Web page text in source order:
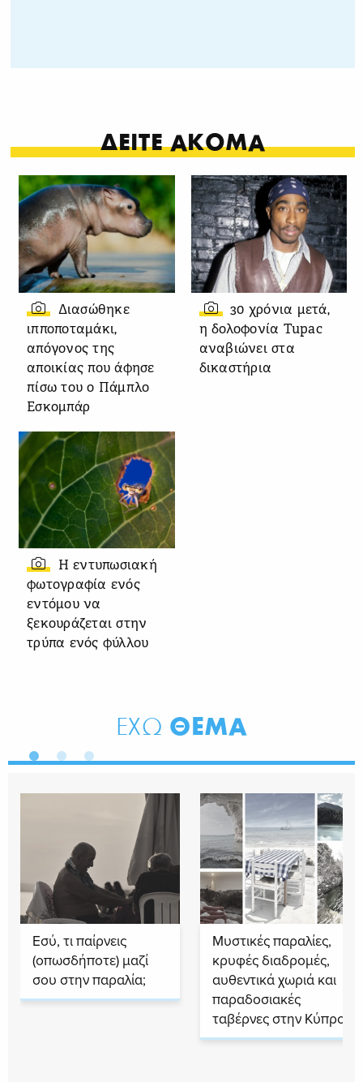
ΔΕΙΤΕ ΑΚΟΜΑ
Διασώθηκε
ιπποποταμάκι,
απόγονος της
αποικίας που άφησε
πίσω του ο Πάμπλο
Εσκομπάρ
30 χρόνια μετά,
η δολοφονία Tupac
αναβιώνει στα
δικαστήρια
Η εντυπωσιακή
φωτογραφία ενός
εντόμου να
ξεκουράζεται στην
τρύπα ενός φύλλου
ΕΧΩ ΘΕΜΑ
Εσύ, τι παίρνεις
(οπωσδήποτε) μαζί
σου στην παραλία;
Μυστικές παραλίες,
κρυφές διαδρομές,
αυθεντικά χωριά και
παραδοσιακές
ταβέρνες στην Κύπρο